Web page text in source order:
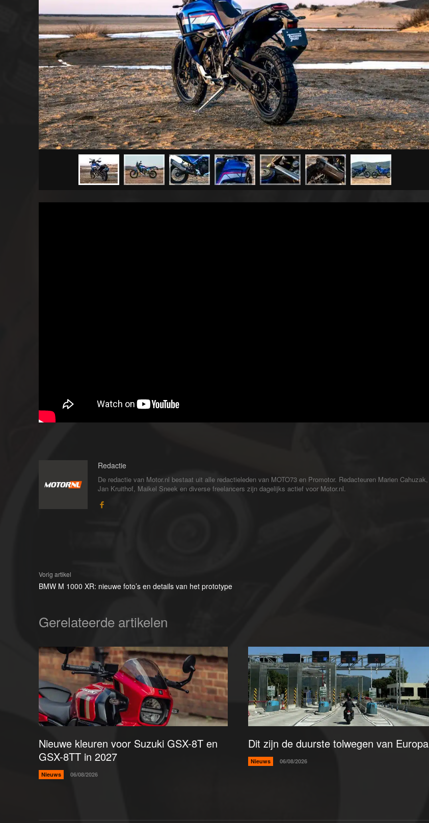
Redactie
De redactie van Motor.nl bestaat uit alle redactieleden van MOTO73 en Promotor. Redacteuren Marien Cahuzak,
Jan Kruithof, Maikel Sneek en diverse freelancers zijn dagelijks actief voor Motor.nl.
Vorig artikel
BMW M 1000 XR: nieuwe foto’s en details van het prototype
Gerelateerde artikelen
Nieuwe kleuren voor Suzuki GSX-8T en
GSX-8TT in 2027
Nieuws 06/08/2026
Dit zijn de duurste tolwegen van Europa
Nieuws 06/08/2026